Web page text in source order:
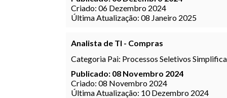
Criado: 06 Dezembro 2024
Última Atualização: 08 Janeiro 2025
Analista de TI - Compras
Categoria Pai: Processos Seletivos
Publicado: 08 Novembro 2024
Criado: 08 Novembro 2024
Última Atualização: 10 Dezembro 2024